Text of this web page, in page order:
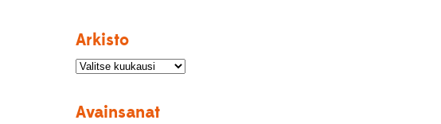
Arkisto
Avainsanat